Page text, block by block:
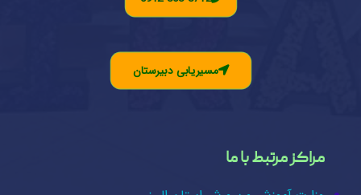
مسیریابی دبیرستان
مراکز مرتبط با ما